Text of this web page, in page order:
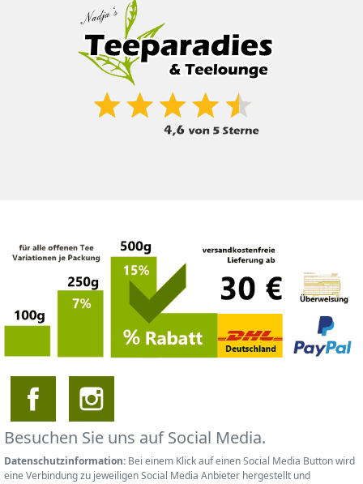
Besuchen Sie uns auf Social Media.
Datenschutzinformation: Bei einem Klick auf einen Social Media Button wird
eine Verbindung zu jeweiligen Social Media Anbieter hergestellt und